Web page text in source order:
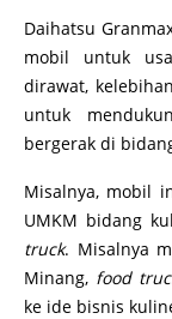
Daihatsu
mobil untuk
dirawat,
untuk
bergerak di
Misalnya, mobil
UMKM bidang
truck. Misalnya
Minang, food
ke ide bisnis